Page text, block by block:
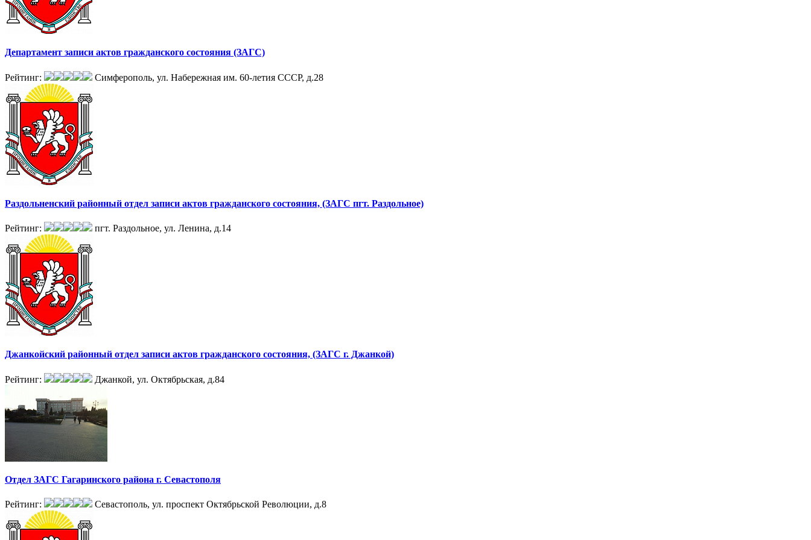
Департамент записи актов гражданского состояния (ЗАГС)
Рейтинг: Симферополь, ул. Набережная им. 60-летия СССР, д.28
Раздольненский районный отдел записи актов гражданского состояния, (ЗАГС пгт. Раздольное)
Рейтинг: пгт. Раздольное, ул. Ленина, д.14
Джанкойский районный отдел записи актов гражданского состояния, (ЗАГС г. Джанкой)
Рейтинг: Джанкой, ул. Октябрьская, д.84
Отдел ЗАГС Гагаринского района г. Севастополя
Рейтинг: Севастополь, ул. проспект Октябрьской Революции, д.8